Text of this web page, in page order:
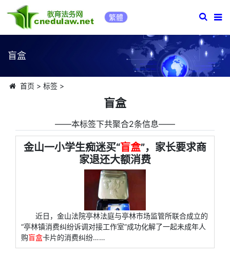
繁體
盲盒
首页 > 标签>
盲盒
――本标签下共聚合2条信息――
金山一小学生痴迷买“盲盒”，家长要求商
家退还大额消费
近日，金山法院亭林法庭与亭林市场监管所联合成立的
“亭林镇消费纠纷诉调对接工作室”成功化解了一起未成年人
购盲盒卡片的消费纠纷……